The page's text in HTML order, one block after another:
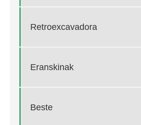
Retroexcavadora
Eranskinak
Beste